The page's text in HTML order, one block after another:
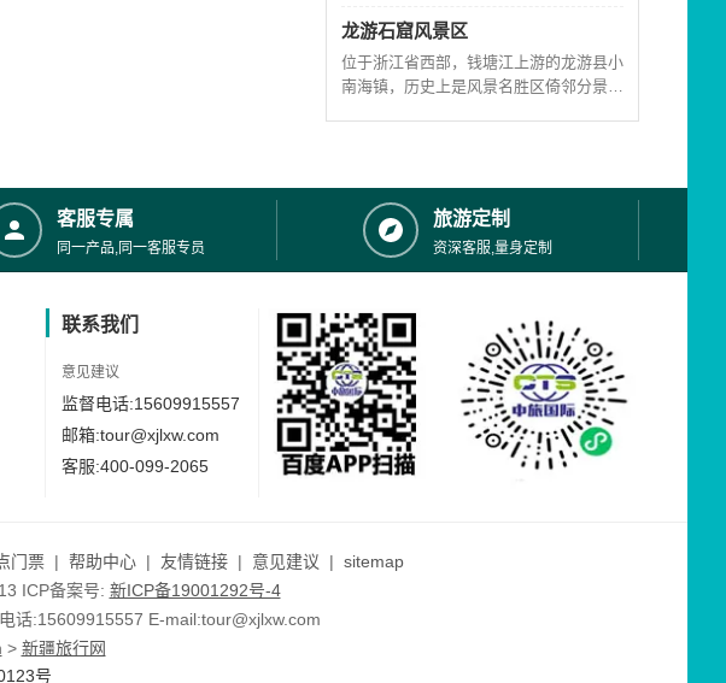
区，交通便捷。凰窝风景区是江苏省
地处四明山腹地，气候宜人，是一处以峡
谷景观为依托，以道教文化、浙东古山村
风情为文化内涵，以绝壁、奇岩、古桥、
之为第九洞天。景区
龙游石窟风景区
位于浙江省西部，钱塘江上游的龙游县小
南海镇，历史上是风景名胜区倚邻分景秀
群。在方圆0.38平方公里的土丘上似有规
律的分
客服专属
同一产品,同一客服专员
旅游定制
资深客服,量身定制
联系我们
意见建议
监督电话:15609915557
邮箱:tour@xjlxw.com
客服:400-099-2065
门票 | 帮助中心 | 友情链接 | 意见建议 | sitemap
ICP备案号: 新ICP备19001292号-4
话:15609915557 E-mail:tour@xjlxw.com
> 新疆旅行网
号